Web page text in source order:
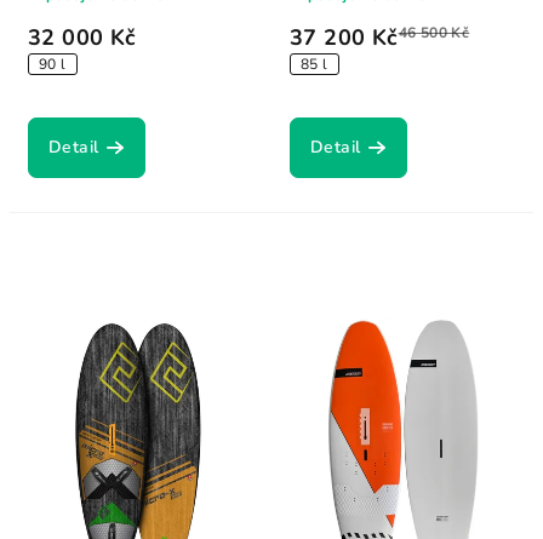
32 000 Kč
90 l
Detail
37 200 Kč46 500 Kč
85 l
Detail